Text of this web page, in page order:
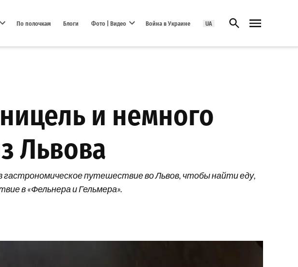
По полочкам Блоги Фото | Видео Война в Украине UA Открыть поиск
и немного
Львова
путешествие во Львов, чтобы найти еду,
в «Фельнера и Гельмера».